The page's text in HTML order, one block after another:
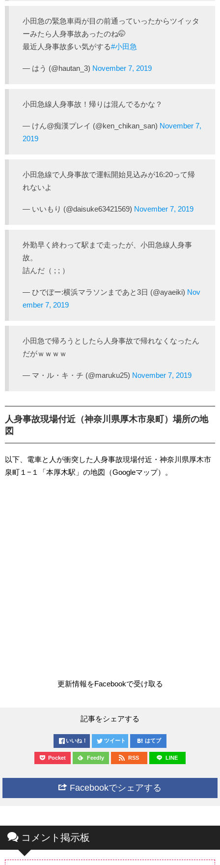
小田急の緊急車両が目の前通っていったからツイッタ
ーみたら人身事故あったのね🤭
最近人身事故多い気がする#小田急
— はう (@hautan_3) November 7, 2019
小田急線人身事故！帰りは混んでるかな？
— けん@痴漢プレイ (@ken_chikan_san) November 7,
2019
小田急線で人身事故で運転開始見込みが16:20って帰
れないよ
— いいもり (@daisuke63421569) November 7, 2019
外勤早く終わって駅まで走ったが、小田急線人身事
故。
詰んだ（ ; ; ）
— ひでぼー:横浜マラソンまであと3日 (@ayaeiki) Nov
ember 7, 2019
小田急で帰ろうとしたら人身事故で帰れなくなったん
だがｗｗｗｗ
— マ・ル・キ・チ (@maruku25) November 7, 2019
人身事故現場付近（神奈川県厚木市泉町）場所の地
図
以下、電車と人が衝突した人身事故現場付近・神奈川県厚木市
泉町１−１「本厚木駅」の地図（Googleマップ）。
更新情報をFacebookで受け取る
記事をシェアする
いいね！ ツイート はてブ
Pocket Feedly RSS LINE
Facebookでシェアする
コメント掲示板